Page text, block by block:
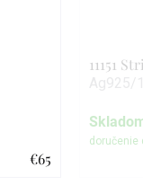
€65
11151